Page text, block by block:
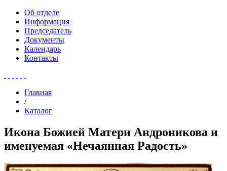
Об отделе
Информация
Председатель
Документы
Календарь
Контакты
Главная
/
Каталог
Икона Божией Матери Андроникова и
именуемая «Нечаянная Радость»